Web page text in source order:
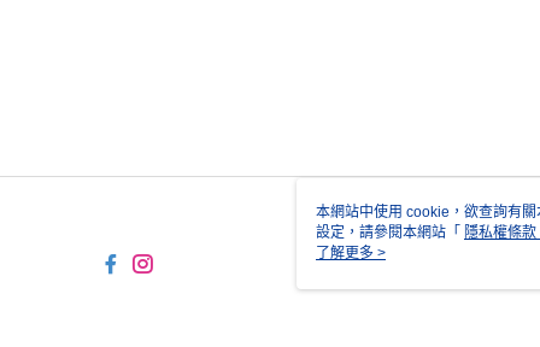
本網站中使用 cookie，欲查詢有
設定，請參閱本網站「 隱私權條款
使用 cookie。
了解更多 >